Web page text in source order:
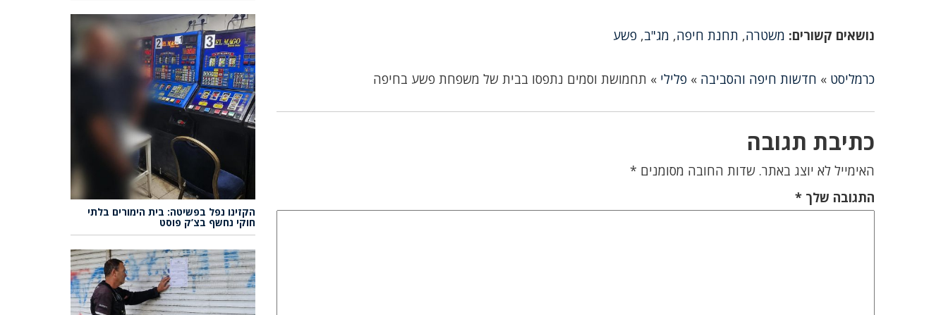
נושאים קשורים: משטרה, תחנת חיפה, מג"ב,פשע
כרמליסט » חדשות חיפה והסביבה »פלילי » תחמושת וסמים נתפסו בבית של משפחת פשע בחיפה
כתיבת תגובה
האימייל לא יוצג באתר. שדות החובה מסומנים *
התגובה שלך*
הקזינו נפל בפשיטה: בית הימורים בלתי
חוקי נחשף בצ’ק פוסט